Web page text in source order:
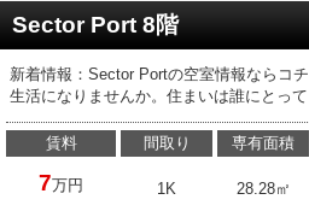
Sector Port 8階
新着情報：Sector Portの空室情報ならコ
生活になりませんか。住まいは誰にとっ
賃料
7万円
間取り
1K
専有面積
28.28㎡